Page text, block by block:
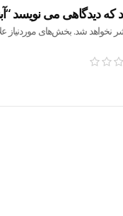
دیدگاهی می نویسد
نخواهد شد. بخش‌های موردنیاز